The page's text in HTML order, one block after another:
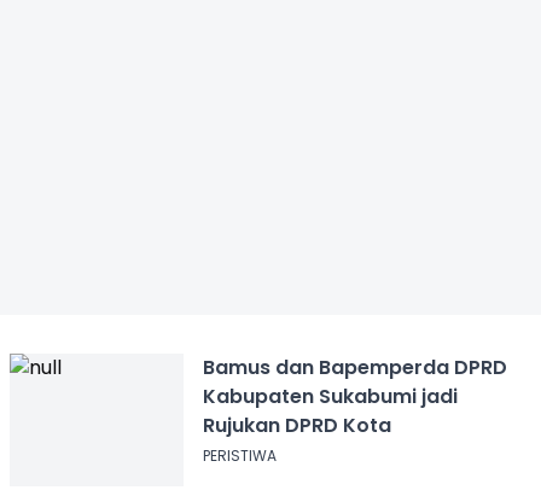
Bamus dan Bapemperda DPRD
Kabupaten Sukabumi jadi
Rujukan DPRD Kota
PERISTIWA